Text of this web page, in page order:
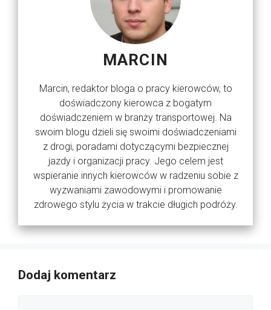
MARCIN
Marcin, redaktor bloga o pracy kierowców, to
doświadczony kierowca z bogatym
doświadczeniem w branży transportowej. Na
swoim blogu dzieli się swoimi doświadczeniami
z drogi, poradami dotyczącymi bezpiecznej
jazdy i organizacji pracy. Jego celem jest
wspieranie innych kierowców w radzeniu sobie z
wyzwaniami zawodowymi i promowanie
zdrowego stylu życia w trakcie długich podróży.
Dodaj komentarz